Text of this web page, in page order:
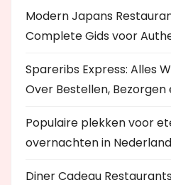
Modern Japans
Complete Gids voor
Spareribs Express: Alles
Over Bestellen,
Populaire plekken voor
overnachten in Nederland
Diner Cadeau